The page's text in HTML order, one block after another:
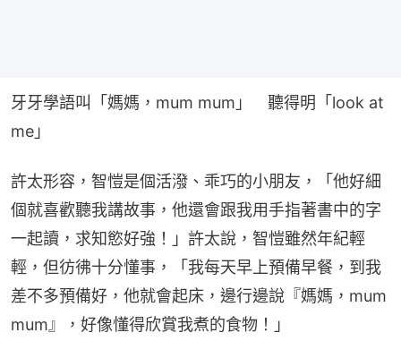
牙牙學語叫「媽媽，mum mum」　聽得明「look at
me」​
許太形容，智愷是個活潑、乖巧的小朋友，「他好細
個就喜歡聽我講故事，他還會跟我用手指著書中的字
一起讀，求知慾好強！」許太說，智愷雖然年紀輕
輕，但彷彿十分懂事，「我每天早上預備早餐，到我
差不多預備好，他就會起床，邊行邊說『媽媽，mum
mum』，好像懂得欣賞我煮的食物！」